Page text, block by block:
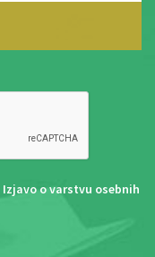
Izjavo o varstvu osebnih